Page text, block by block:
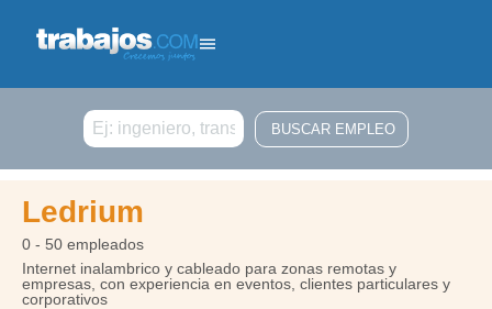
Buscar
Ledrium
0 - 50 empleados
Internet inalambrico y cableado para zonas remotas y
empresas, con experiencia en eventos, clientes particulares y
corporativos